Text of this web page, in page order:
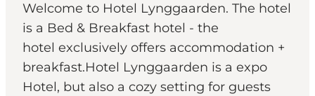
Welcome to Hotel Lynggaarden. The hotel
is a Bed & Breakfast hotel - the
hotel exclusively offers accommodation +
breakfast.Hotel Lynggaarden is a expo
Hotel, but also a cozy setting for guests